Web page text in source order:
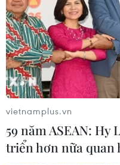
CƠ QUAN CHỦ QUẢN: THÔNG
Tổng Biên tập: TRẦN
Phó Tổng Biên tập:
THỦY
vietnamplus.vn
59 năm ASEAN:
triển hơn nữa quan